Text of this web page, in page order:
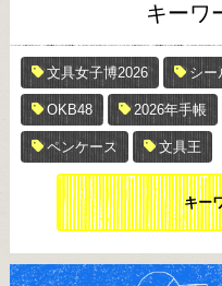
キーワ
文具女子博2026 シー
OKB48 2026年手帳
ペンケース 文具王
キー